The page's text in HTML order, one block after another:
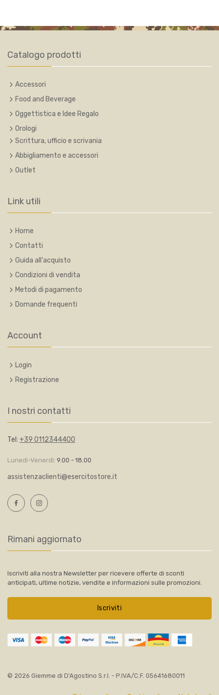
Catalogo prodotti
Accessori
Food and Beverage
Oggettistica e Idee Regalo
Orologi
Scrittura, ufficio e scrivania
Abbigliamento e accessori
Outlet
Link utili
Home
Contatti
Guida all'acquisto
Condizioni di vendita
Metodi di pagamento
Domande frequenti
Account
Login
Registrazione
I nostri contatti
Tel: +39 0112344400
Lunedì-Venerdì: 9.00 - 18.00
assistenzaclienti@esercitostore.it
Rimani aggiornato
Iscriviti alla nostra Newsletter per ricevere offerte di sconti
anticipati, ultime notizie, vendite e informazioni sulle promozioni.
Iscriviti
© 2026 Giemme di D'Agostino S.r.l. - P.IVA/C.F. 05641680011